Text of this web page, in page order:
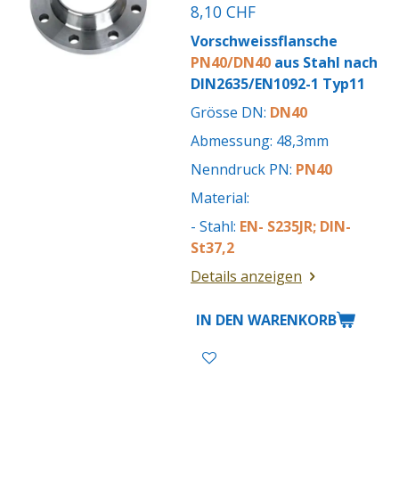
8,10 CHF
Vorschweissflansche
PN40/DN40 aus Stahl nach
DIN2635/EN1092-1 Typ11
Grösse DN: DN40
Abmessung: 48,3mm
Nenndruck PN: PN40
Material:
- Stahl: EN- S235JR; DIN-
St37,2
Details anzeigen
IN DEN WARENKORB